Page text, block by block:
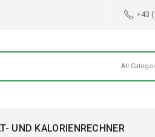
+43
All
UND KALORIENRECHNER